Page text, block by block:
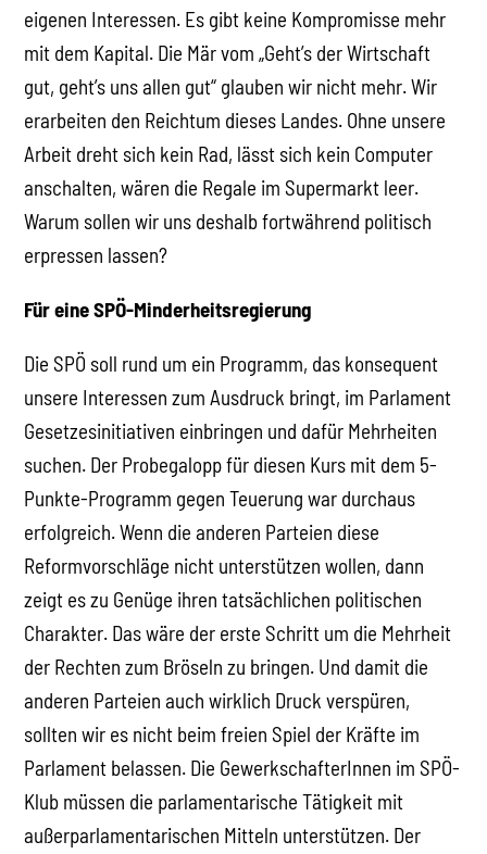
eigenen Interessen. Es gibt keine Kompromisse mehr
mit dem Kapital. Die Mär vom „Geht’s der Wirtschaft
gut, geht’s uns allen gut“ glauben wir nicht mehr. Wir
erarbeiten den Reichtum dieses Landes. Ohne unsere
Arbeit dreht sich kein Rad, lässt sich kein Computer
anschalten, wären die Regale im Supermarkt leer.
Warum sollen wir uns deshalb fortwährend politisch
erpressen lassen?
Für eine SPÖ-Minderheitsregierung
Die SPÖ soll rund um ein Programm, das konsequent
unsere Interessen zum Ausdruck bringt, im Parlament
Gesetzesinitiativen einbringen und dafür Mehrheiten
suchen. Der Probegalopp für diesen Kurs mit dem 5-
Punkte-Programm gegen Teuerung war durchaus
erfolgreich. Wenn die anderen Parteien diese
Reformvorschläge nicht unterstützen wollen, dann
zeigt es zu Genüge ihren tatsächlichen politischen
Charakter. Das wäre der erste Schritt um die Mehrheit
der Rechten zum Bröseln zu bringen. Und damit die
anderen Parteien auch wirklich Druck verspüren,
sollten wir es nicht beim freien Spiel der Kräfte im
Parlament belassen. Die GewerkschafterInnen im SPÖ-
Klub müssen die parlamentarische Tätigkeit mit
außerparlamentarischen Mitteln unterstützen. Der